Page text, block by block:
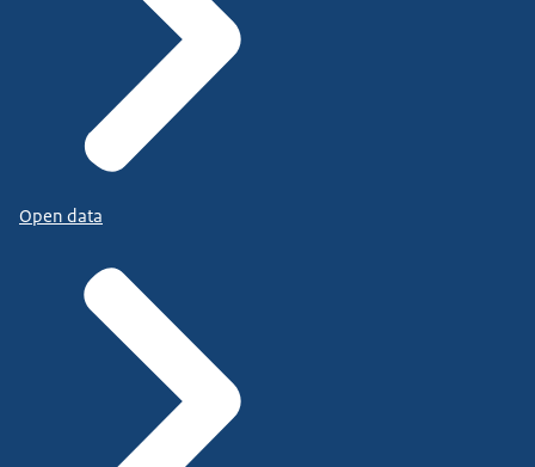
Open data